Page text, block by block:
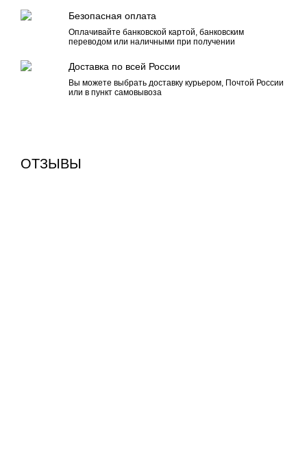
Безопасная оплата
Оплачивайте банковской картой, банковским
переводом или наличными при получении
Доставка по всей России
Вы можете выбрать доставку курьером, Почтой России
или в пункт самовывоза
ОТЗЫВЫ